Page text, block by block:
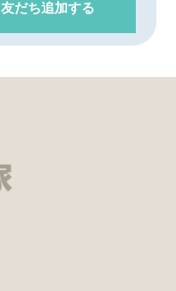
友だち追加する